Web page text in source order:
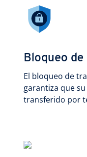
Bloqueo
El bloqueo de
garantiza que
transferido por